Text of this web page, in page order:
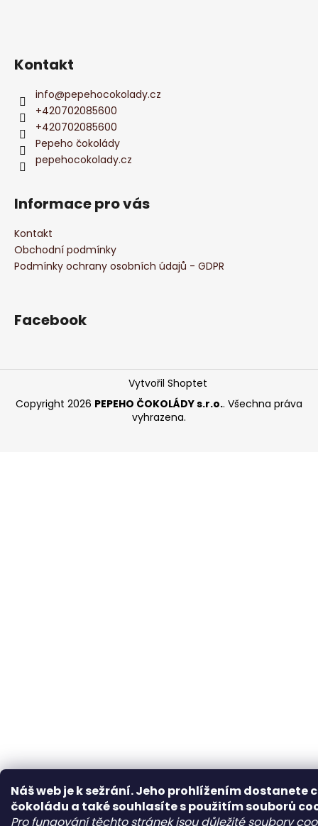
Náš web je k sežrání. Jeho prohlížením dostanete
čokoládu a také souhlasíte s použitím souborů
Pro fungování těchto stránek jsou důležité soubory
Kontakt
info@pepehocokolady.cz
+420702085600
+420702085600
Pepeho čokolády
pepehocokolady.cz
Informace pro vás
Kontakt
Obchodní podmínky
Podmínky ochrany osobních údajů - GDPR
Facebook
Vytvořil Shoptet
Copyright 2026 PEPEHO ČOKOLÁDY s.r.o.. Všechna práva
vyhrazena.